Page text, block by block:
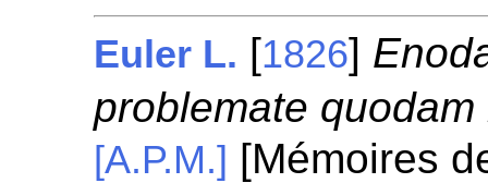
Euler L. [1826]
problemate
[A.P.M.] [Mémoires